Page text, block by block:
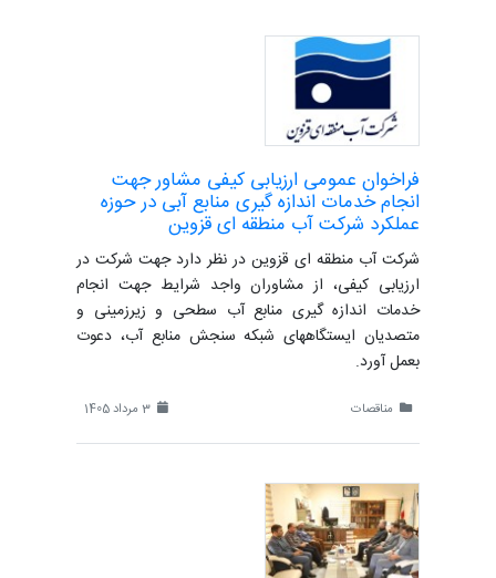
فراخوان عمومی ارزیابی کیفی مشاور جهت
انجام خدمات اندازه گیری منابع آبی در حوزه
عملکرد شرکت آب منطقه ای قزوین
شرکت آب منطقه ای قزوین در نظر دارد جهت شرکت در
ارزیابی کیفی، از مشاوران واجد شرایط جهت انجام
خدمات اندازه گیری منابع آب سطحی و زیرزمینی و
متصدیان ایستگاههای شبکه سنجش منابع آب، دعوت
بعمل آورد.
مناقصات